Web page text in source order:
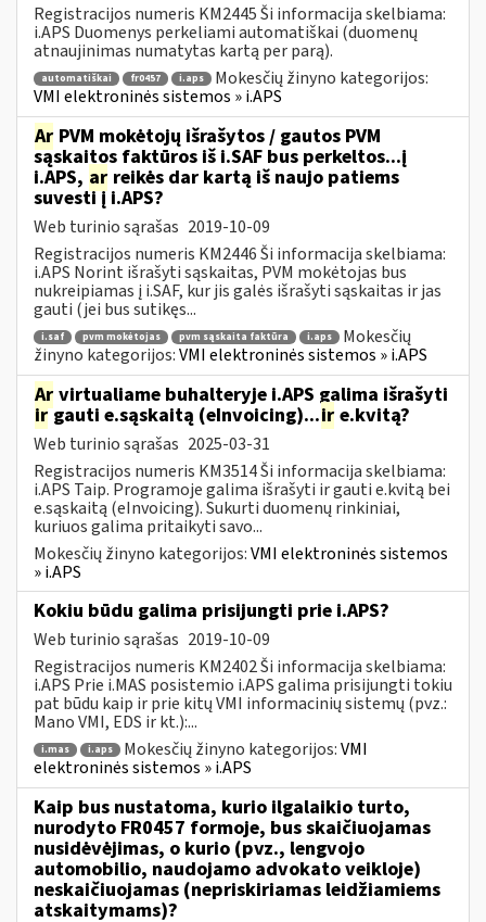
Registracijos numeris KM2445 Ši informacija skelbiama:
i.APS Duomenys perkeliami automatiškai (duomenų
atnaujinimas numatytas kartą per parą).
automatiškai fr0457 i.aps
Mokesčių žinyno kategorijos:
VMI elektroninės sistemos » i.APS
Ar PVM mokėtojų išrašytos / gautos PVM
sąskaitos faktūros iš i.SAF bus perkeltos...į
i.APS, ar reikės dar kartą iš naujo patiems
suvesti į i.APS?
Web turinio sąrašas 2019-10-09
Registracijos numeris KM2446 Ši informacija skelbiama:
i.APS Norint išrašyti sąskaitas, PVM mokėtojas bus
nukreipiamas į i.SAF, kur jis galės išrašyti sąskaitas ir jas
gauti (jei bus sutikęs...
i.saf pvm mokėtojas pvm sąskaita faktūra i.aps
Mokesčių
žinyno kategorijos:VMI elektroninės sistemos » i.APS
Ar virtualiame buhalteryje i.APS galima išrašyti
irgauti e.sąskaitą (eInvoicing)...ir e.kvitą?
Web turinio sąrašas 2025-03-31
Registracijos numeris KM3514 Ši informacija skelbiama:
i.APS Taip. Programoje galima išrašyti ir gauti e.kvitą bei
e.sąskaitą (eInvoicing). Sukurti duomenų rinkiniai,
kuriuos galima pritaikyti savo...
Mokesčių žinyno kategorijos:VMI elektroninės sistemos
» i.APS
Kokiu būdu galima prisijungti prie i.APS?
Web turinio sąrašas 2019-10-09
Registracijos numeris KM2402 Ši informacija skelbiama:
i.APS Prie i.MAS posistemio i.APS galima prisijungti tokiu
pat būdu kaip ir prie kitų VMI informacinių sistemų (pvz.:
Mano VMI, EDS ir kt.):...
i.mas i.aps Mokesčių žinyno kategorijos:VMI
elektroninės sistemos » i.APS
Kaip bus nustatoma, kurio ilgalaikio turto,
nurodyto FR0457 formoje, bus skaičiuojamas
nusidėvėjimas, o kurio (pvz., lengvojo
automobilio, naudojamo advokato veikloje)
neskaičiuojamas (nepriskiriamas leidžiamiems
atskaitymams)?